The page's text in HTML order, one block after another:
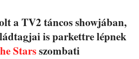
a TV2 táncos showjában,
is parkettre lépnek
Starsszombati